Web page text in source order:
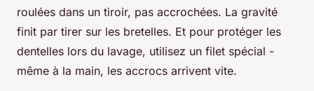
roulées dans un tiroir, pas accrochées. La gravité
finit par tirer sur les bretelles. Et pour protéger les
dentelles lors du lavage, utilisez un filet spécial -
même à la main, les accrocs arrivent vite.